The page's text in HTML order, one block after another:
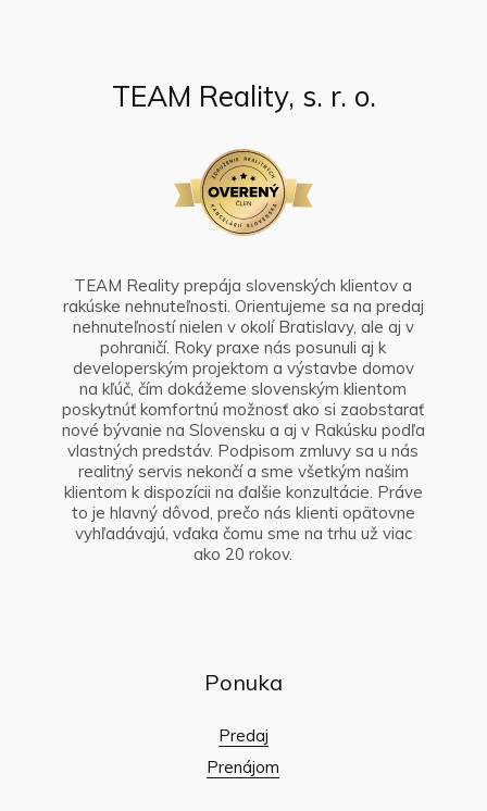
TEAM Reality, s. r. o.
TEAM Reality prepája slovenských klientov a
rakúske nehnuteľnosti. Orientujeme sa na predaj
nehnuteľností nielen v okolí Bratislavy, ale aj v
pohraničí. Roky praxe nás posunuli aj k
developerským projektom a výstavbe domov
na kľúč, čím dokážeme slovenským klientom
poskytnúť komfortnú možnosť ako si zaobstarať
nové bývanie na Slovensku a aj v Rakúsku podľa
vlastných predstáv. Podpisom zmluvy sa u nás
realitný servis nekončí a sme všetkým našim
klientom k dispozícii na ďalšie konzultácie. Práve
to je hlavný dôvod, prečo nás klienti opätovne
vyhľadávajú, vďaka čomu sme na trhu už viac
ako 20 rokov.
Ponuka
Predaj
Prenájom